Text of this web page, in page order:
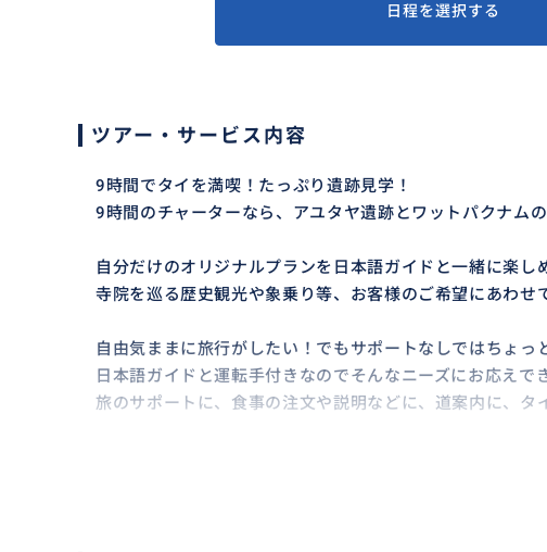
日程を選択する
ツアー・サービス内容
9時間でタイを満喫！たっぷり遺跡見学！
9時間のチャーターなら、アユタヤ遺跡とワットパクナム
自分だけのオリジナルプランを日本語ガイドと一緒に楽し
寺院を巡る歴史観光や象乗り等、お客様のご希望にあわせ
自由気ままに旅行がしたい！でもサポートなしではちょ
日本語ガイドと運転手付きなのでそんなニーズにお応えで
旅のサポートに、食事の注文や説明などに、道案内に、タ